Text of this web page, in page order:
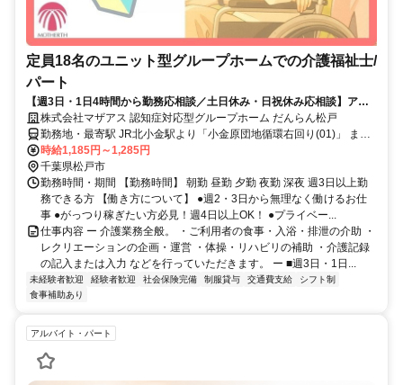
定員18名のユニット型グループホームでの介護福祉士/
パート
【週3日・1日4時間から勤務応相談／土日休み・日祝休み応相談】アッ
トホームな9名×2ユニット制！
株式会社マザアス 認知症対応型グループホーム だんらん松戸
勤務地・最寄駅 JR北小金駅より「小金原団地循環右回り(01)」 また
は「バス案内所(０２)」行バスで8分、「御堂の上」バス停から150m
【南千住駅】から車で47分 【柏駅】から電車で32分
時給1,185円～1,285円
千葉県松戸市
勤務時間・期間 【勤務時間】 朝勤 昼勤 夕勤 夜勤 深夜 週3日以上勤
務できる方 【働き方について】 ●週2・3日から無理なく働けるお仕
事 ●がっつり稼ぎたい方必見！週4日以上OK！ ●プライベー...
仕事内容 ー 介護業務全般。 ・ご利用者の食事・入浴・排泄の介助 ・
レクリエーションの企画・運営 ・体操・リハビリの補助 ・介護記録
の記入または入力 などを行っていただきます。 ー ■週3日・1日...
未経験者歓迎 経験者歓迎 社会保険完備 制服貸与 交通費支給
シフト制
食事補助あり
アルバイト・パート